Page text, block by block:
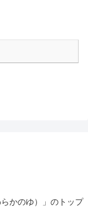
かのゆ）」のトップ